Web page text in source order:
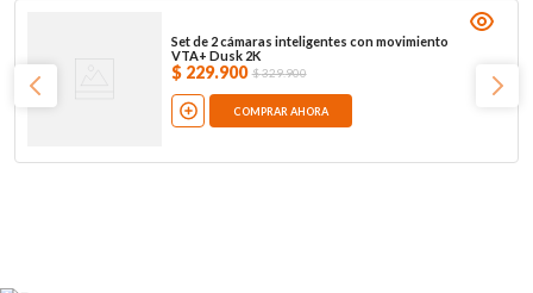
Set de 2 cámaras inteligentes con movimiento
VTA+ Dusk 2K
$ 229.900 $329.900
COMPRAR AHORA